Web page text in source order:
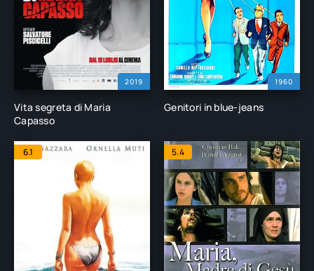
2019
Vita segreta di Maria
Capasso
1960
Genitori in blue-jeans
6.1 5.4